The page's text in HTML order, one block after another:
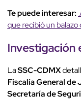
Te puede interesar:
que recibió un
Investigación
LaSSC-CDMX
Fiscalía General de
Secretaría de